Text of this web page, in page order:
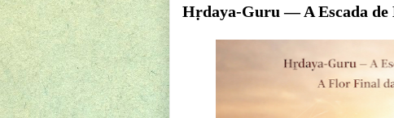
Hṛdaya-Guru — A Escada